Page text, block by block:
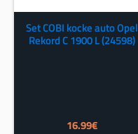
Set COBI kocke auto Opel
Rekord C 1900 L (24598)
16.99€